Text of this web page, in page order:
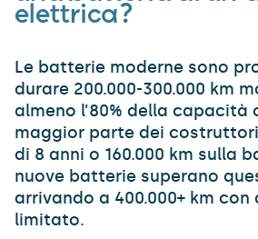
elettrica?
Le batterie moderne sono
durare 200.000-300.000 km
almeno l’80% della capacità
maggior parte dei
di 8 anni o 160.000 km sulla
nuove batterie superano
arrivando a 400.000+ km con
limitato.